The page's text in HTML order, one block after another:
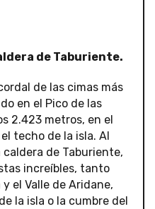
de Taburiente.
de las cimas más
en el Pico de las
2.423 metros, en el
techo de la isla. Al
de Taburiente,
increíbles, tanto
el Valle de Aridane,
la isla o la cumbre del